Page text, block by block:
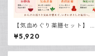
【気血めぐり薬膳セット】 気
滞血瘀体質の肥満解消にオス
スメの薬膳セット
¥5,920